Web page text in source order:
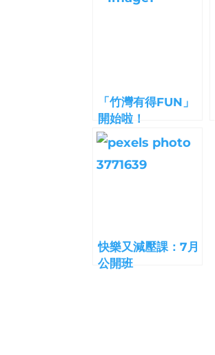
「竹灣有得FUN」
開始啦！
快樂又減壓課：7月
公開班